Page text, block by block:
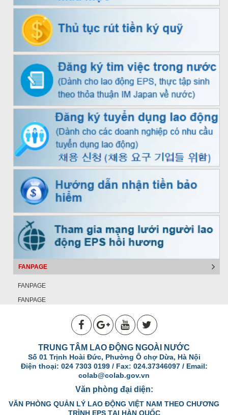
FANPAGE
FANPAGE
FANPAGE
TRUNG TÂM LAO ĐỘNG NGOÀI NƯỚC
Số 01 Trịnh Hoài Đức, Phường Ô chợ Dừa, Hà Nội
Điện thoại: 024 7303 0199 / Fax: 024.37346097 / Email:
colab@colab.gov.vn
Văn phòng đại diện:
VĂN PHÒNG QUẢN LÝ LAO ĐỘNG VIỆT NAM THEO CHƯƠNG
TRÌNH EPS TẠI HÀN QUỐC